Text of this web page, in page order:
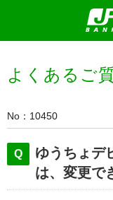
よくあるご
No 10450
ゆうちょデ
は、変更で